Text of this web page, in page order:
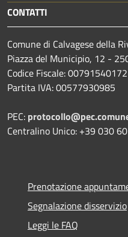
CONTATTI
Comune di Calvagese della
Piazza del Municipio, 12 -
Codice Fiscale: 00791540172
Partita IVA: 00577930985
PEC:
Centralino Unico: +39 030
Prenotazione
Segnalazione disservizio
Leggi le FAQ